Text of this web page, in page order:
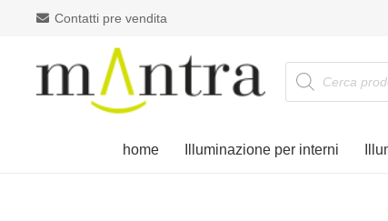
Contatti pre vendita
Products
search
home Illuminazione per interni